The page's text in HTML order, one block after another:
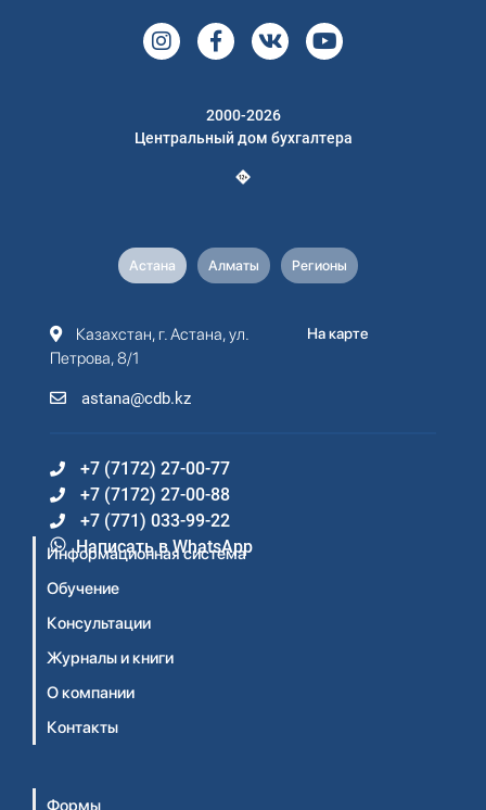
2000-2026
Центральный дом бухгалтера
Астана Алматы Регионы
Казахстан, г. Астана, ул.
Петрова, 8/1
astana@cdb.kz
На карте
+7 (7172) 27-00-77
+7 (7172) 27-00-88
+7 (771) 033-99-22
Написать в WhatsApp
Информационная система
Обучение
Консультации
Журналы и книги
О компании
Контакты
Формы